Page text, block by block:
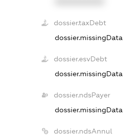
dossier.taxDebt
dossier.missingData
dossier.esvDebt
dossier.missingData
dossier.ndsPayer
dossier.missingData
dossier.ndsAnnul